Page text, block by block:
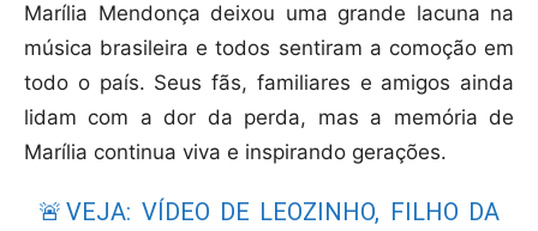
Marília Mendonça deixou uma grande lacuna na
música brasileira e todos sentiram a comoção em
todo o país. Seus fãs, familiares e amigos ainda
lidam com a dor da perda, mas a memória de
Marília continua viva e inspirando gerações.
🚨VEJA: VÍDEO DE LEOZINHO, FILHO DA